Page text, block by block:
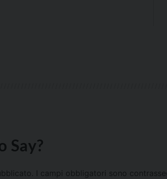
Say?
I campi obbligatori sono